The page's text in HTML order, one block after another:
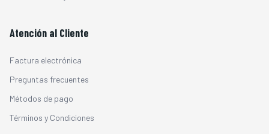
Atención al Cliente
Factura electrónica
Preguntas frecuentes
Métodos de pago
Términos y Condiciones